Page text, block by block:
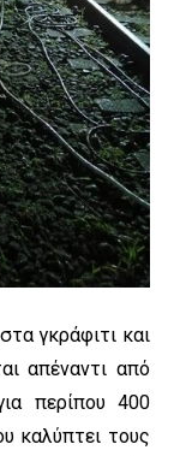
γκράφιτι και
απέναντι από
περίπου 400
καλύπτει τους